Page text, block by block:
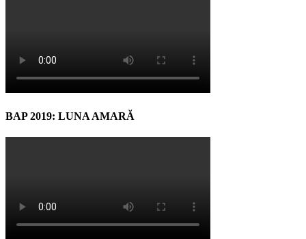
BAP 2019: LUNA AMARĂ